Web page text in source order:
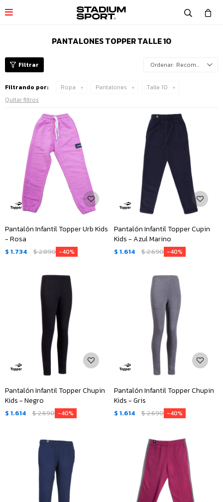

PANTALONES TOPPER TALLE 10
Recomendados
Filtrando por: Ropa Pantalones
Talle 10
Quitar filtros
Pantalón Infantil Topper Urb Kids
- Rosa
$ 1.734 $2.890 40
Pantalón Infantil Topper Cupin
Kids - Azul Marino
$ 1.614 $2.690 40
Pantalón Infantil Topper Chupin
Kids - Negro
$ 1.614 $2.690 40
Pantalón Infantil Topper Chupin
Kids - Gris
$ 1.614 $2.690 40